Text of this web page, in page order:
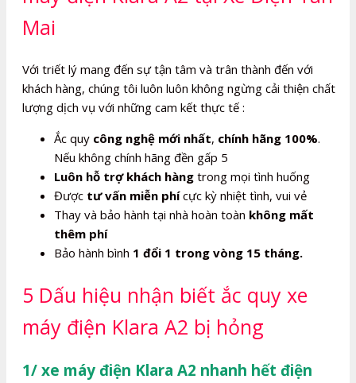
Mai
Với triết lý mang đến sự tận tâm và trân thành đến với
khách hàng, chúng tôi luôn luôn không ngừng cải thiện chất
lượng dịch vụ với những cam kết thực tế :
Ắc quy công nghệ mới nhất, chính hãng 100%.
Nếu không chính hãng đền gấp 5
Luôn hỗ trợ khách hàng trong mọi tình huống
Được tư vấn miễn phícực kỳ nhiệt tình, vui vẻ
Thay và bảo hành tại nhà hoàn toàn không mất
thêm phí
Bảo hành bình 1 đổi 1 trong vòng 15 tháng.
5 Dấu hiệu nhận biết ắc quy xe
máy điện Klara A2 bị hỏng
1/ xe máy điện Klara A2 nhanh hết điện